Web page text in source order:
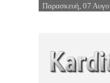
Παρασκευή, 07